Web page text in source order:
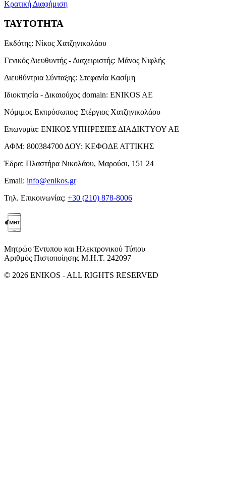
Κρατική Διαφήμιση
ΤΑΥΤΟΤΗΤΑ
Εκδότης: Νίκος Χατζηνικολάου
Γενικός Διευθυντής - Διαχειριστής: Μάνος Νιφλής
Διευθύντρια Σύνταξης: Στεφανία Κασίμη
Ιδιοκτησία - Δικαιούχος domain: ENIKOS AE
Νόμιμος Εκπρόσωπος: Στέργιος Χατζηνικολάου
Επωνυμία: ΕΝΙΚΟΣ ΥΠΗΡΕΣΙΕΣ ΔΙΑΔΙΚΤΥΟΥ ΑΕ
ΑΦΜ: 800384700 ΔΟΥ: ΚΕΦΟΔΕ ΑΤΤΙΚΗΣ
Έδρα: Πλαστήρα Νικολάου, Μαρούσι, 151 24
Email: info@enikos.gr
Τηλ. Επικοινωνίας: +30 (210) 878-8006
Μητρώο Έντυπου και Ηλεκτρονικού Τύπου
Αριθμός Πιστοποίησης Μ.Η.Τ. 242097
© 2026 ENIKOS - ALL RIGHTS RESERVED